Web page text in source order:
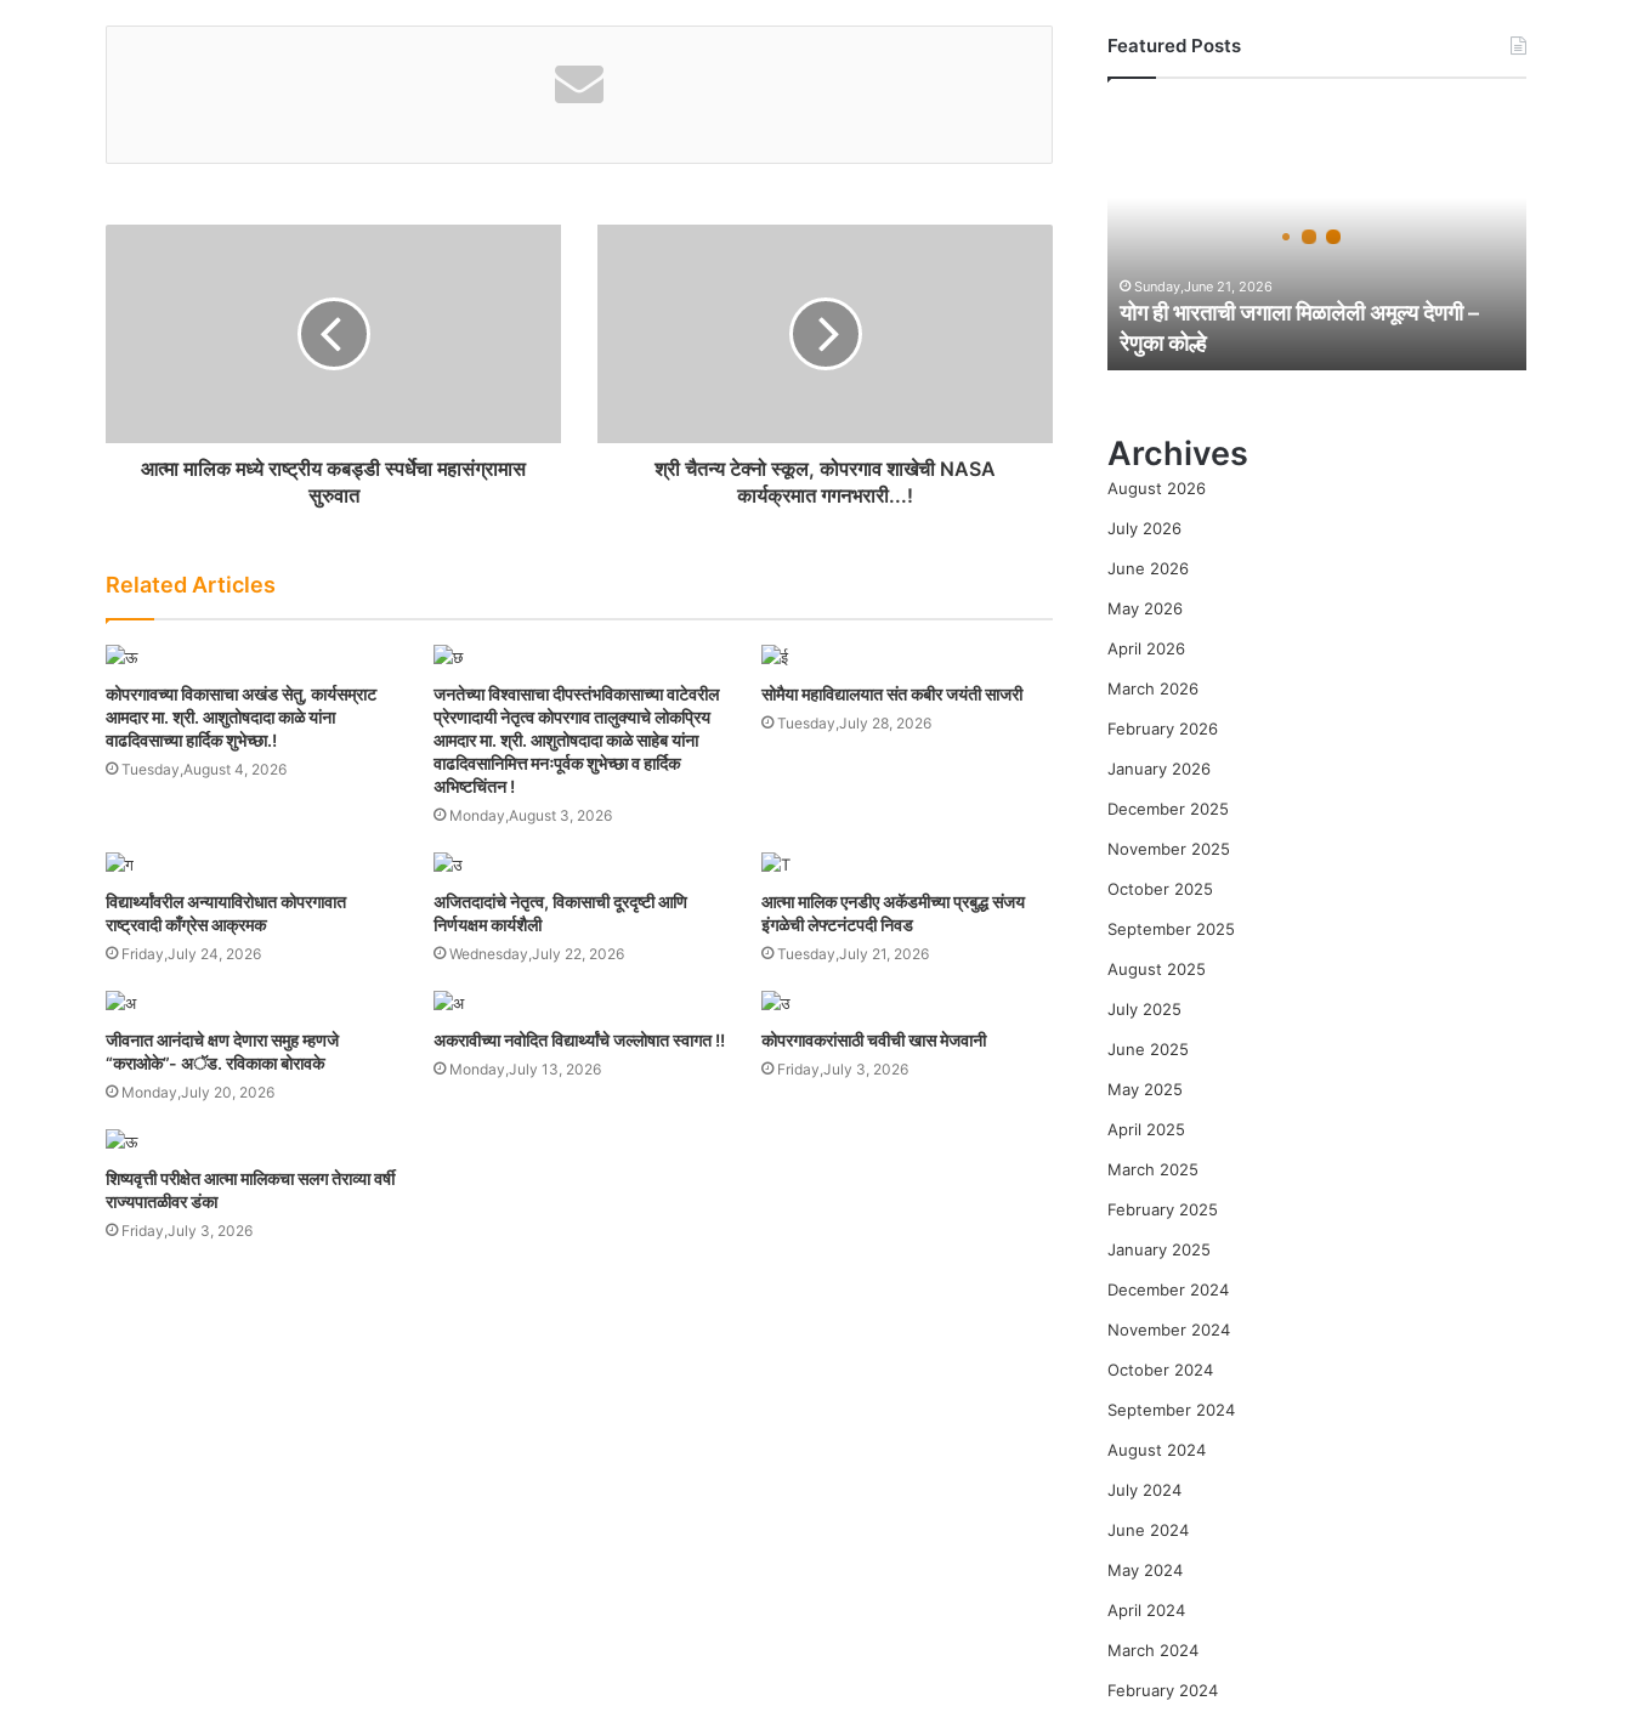
आत्मा मालिक मध्ये राष्ट्रीय कबड्डी स्पर्धेचा महासंग्रामास
सुरुवात
श्री चैतन्य टेक्नो स्कूल, कोपरगाव शाखेची NASA
कार्यक्रमात गगनभरारी...!
Related Articles
कोपरगावच्या विकासाचा अखंड सेतु, कार्यसम्राट
आमदार मा. श्री. आशुतोषदादा काळे यांना
वाढदिवसाच्या हार्दिक शुभेच्छा.!
Tuesday,August 4, 2026
जनतेच्या विश्वासाचा दीपस्तंभविकासाच्या वाटेवरील
प्रेरणादायी नेतृत्व कोपरगाव तालुक्याचे लोकप्रिय
आमदार मा. श्री. आशुतोषदादा काळे साहेब यांना
वाढदिवसानिमित्त मनःपूर्वक शुभेच्छा व हार्दिक
अभिष्टचिंतन !
Monday,August 3, 2026
सोमैया महाविद्यालयात संत कबीर जयंती साजरी
Tuesday,July 28, 2026
विद्यार्थ्यांवरील अन्यायाविरोधात कोपरगावात
राष्ट्रवादी काँग्रेस आक्रमक
Friday,July 24, 2026
अजितदादांचे नेतृत्व, विकासाची दूरदृष्टी आणि
निर्णयक्षम कार्यशैली
Wednesday,July 22, 2026
आत्मा मालिक एनडीए अकॅडमीच्या प्रबुद्ध संजय
इंगळेची लेफ्टनंटपदी निवड
Tuesday,July 21, 2026
जीवनात आनंदाचे क्षण देणारा समुह म्हणजे
“कराओके”- अॅड. रविकाका बोरावके
Monday,July 20, 2026
अकरावीच्या नवोदित विद्यार्थ्यांचे जल्लोषात स्वागत !!
Monday,July 13, 2026
कोपरगावकरांसाठी चवीची खास मेजवानी
Friday,July 3, 2026
शिष्यवृत्ती परीक्षेत आत्मा मालिकचा सलग तेराव्या वर्षी
राज्यपातळीवर डंका
Friday,July 3, 2026
Featured Posts
गा
ला
मि
ली
मू
ल्य
ण
गी
रे
को
Sunday,June 21, 2026
योग ही भारताची जगाला मिळालेली अमूल्य देणगी –
रेणुका कोल्हे
Archives
August 2026
July 2026
June 2026
May 2026
April 2026
March 2026
February 2026
January 2026
December 2025
November 2025
October 2025
September 2025
August 2025
July 2025
June 2025
May 2025
April 2025
March 2025
February 2025
January 2025
December 2024
November 2024
October 2024
September 2024
August 2024
July 2024
June 2024
May 2024
April 2024
March 2024
February 2024